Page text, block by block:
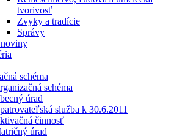
tvorivosť
Zvyky a tradície
Správy
schéma
schéma
úrad
služba k 30.6.2011
činnosť
úrad